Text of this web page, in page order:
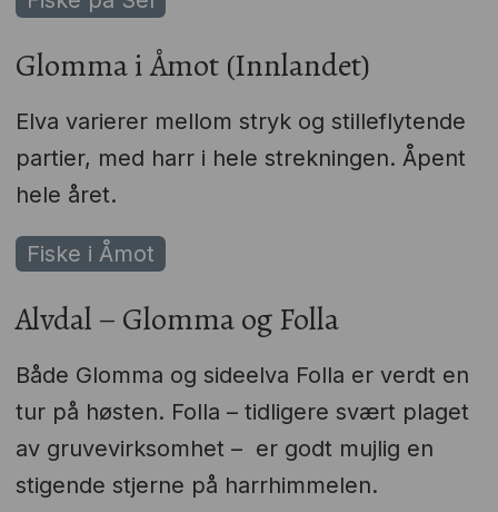
Glomma i Åmot (Innlandet)
Elva varierer mellom stryk og stilleflytende
partier, med harr i hele strekningen. Åpent
hele året.
Fiske i Åmot
Alvdal – Glomma og Folla
Både Glomma og sideelva Folla er verdt en
tur på høsten. Folla – tidligere svært plaget
av gruvevirksomhet – er godt mujlig en
stigende stjerne på harrhimmelen.